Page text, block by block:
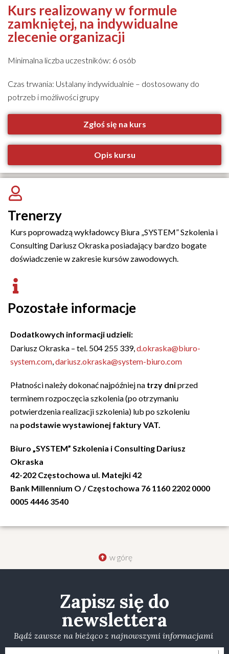
Kurs realizowany w formule
zamkniętej, na indywidualne
zlecenie organizacji
Minimalna liczba uczestników: 6 osób
Czas trwania: Ustalany indywidualnie – dostosowany do
potrzeb i możliwości grupy
Zgłoś się na kurs
Opis kursu
Trenerzy
Kurs poprowadzą wykładowcy Biura „SYSTEM” Szkolenia i
Consulting Dariusz Okraska posiadający bardzo bogate
doświadczenie w zakresie kursów zawodowych.
Pozostałe informacje
Dodatkowych informacji udzieli:
Dariusz Okraska – tel. 504 255 339,d.okraska@biuro-
system.com,dariusz.okraska@system-biuro.com
Płatności należy dokonać najpóźniej na trzy dniprzed
terminem rozpoczęcia szkolenia (po otrzymaniu
potwierdzenia realizacji szkolenia) lub po szkoleniu
na podstawie wystawionej faktury VAT.
Biuro „SYSTEM” Szkolenia i Consulting Dariusz
Okraska
42-202 Częstochowa ul. Matejki 42
Bank Millennium O / Częstochowa 76 1160 2202 0000
0005 4446 3540
w górę
Zapisz się do
newslettera
Bądź zawsze na bieżąco z najnowszymi informacjami